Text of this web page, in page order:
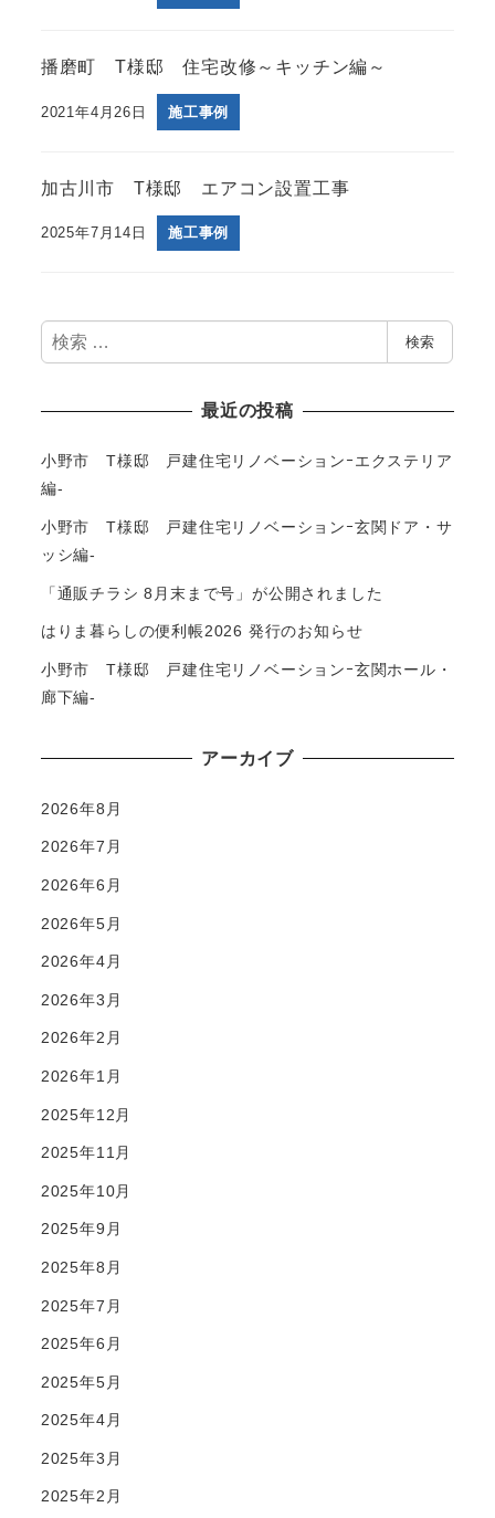
播磨町 T様邸 住宅改修～キッチン編～
2021年4月26日 施工事例
加古川市 T様邸 エアコン設置工事
2025年7月14日 施工事例
検
索
検索
最近の投稿
小野市 T様邸 戸建住宅リノベーションｰエクステリア
編-
小野市 T様邸 戸建住宅リノベーションｰ玄関ドア・サ
ッシ編-
「通販チラシ 8月末まで号」が公開されました
はりま暮らしの便利帳2026 発行のお知らせ
小野市 T様邸 戸建住宅リノベーションｰ玄関ホール・
廊下編-
アーカイブ
2026年8月
2026年7月
2026年6月
2026年5月
2026年4月
2026年3月
2026年2月
2026年1月
2025年12月
2025年11月
2025年10月
2025年9月
2025年8月
2025年7月
2025年6月
2025年5月
2025年4月
2025年3月
2025年2月